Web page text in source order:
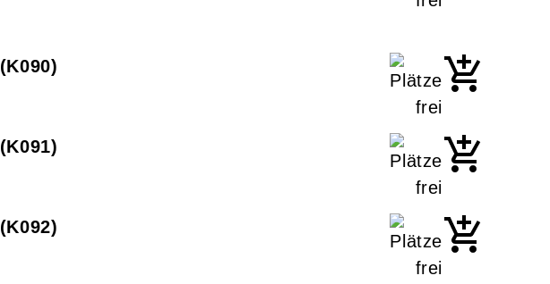
K090
K091
K092